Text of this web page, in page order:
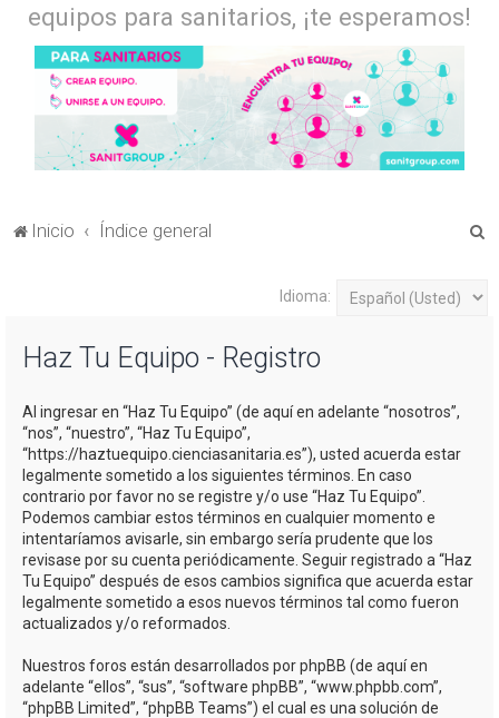
equipos para sanitarios, ¡te esperamos!
Inicio Índice general
Idioma:
Haz Tu Equipo - Registro
Al ingresar en “Haz Tu Equipo” (de aquí en adelante “nosotros”,
“nos”, “nuestro”, “Haz Tu Equipo”,
“https://haztuequipo.cienciasanitaria.es”), usted acuerda estar
legalmente sometido a los siguientes términos. En caso
contrario por favor no se registre y/o use “Haz Tu Equipo”.
Podemos cambiar estos términos en cualquier momento e
intentaríamos avisarle, sin embargo sería prudente que los
revisase por su cuenta periódicamente. Seguir registrado a “Haz
Tu Equipo” después de esos cambios significa que acuerda estar
legalmente sometido a esos nuevos términos tal como fueron
actualizados y/o reformados.
Nuestros foros están desarrollados por phpBB (de aquí en
adelante “ellos”, “sus”, “software phpBB”, “www.phpbb.com”,
“phpBB Limited”, “phpBB Teams”) el cual es una solución de